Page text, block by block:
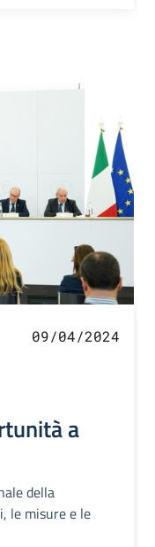
09/04/2024
a
della
le misure e le